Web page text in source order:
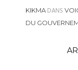
KIKMA DANS
DU